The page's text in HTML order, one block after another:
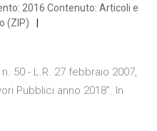
2016 Contenuto: Articoli e
(ZIP)
50 - L.R. 27 febbraio 2007,
Pubblici anno 2018". In